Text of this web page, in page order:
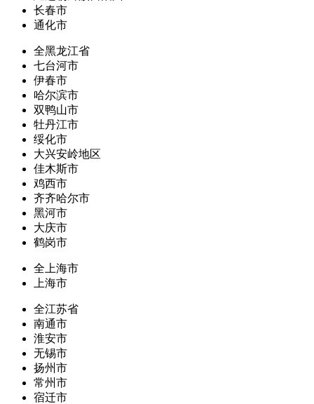
长春市
通化市
全黑龙江省
七台河市
伊春市
哈尔滨市
双鸭山市
牡丹江市
绥化市
大兴安岭地区
佳木斯市
鸡西市
齐齐哈尔市
黑河市
大庆市
鹤岗市
全上海市
上海市
全江苏省
南通市
淮安市
无锡市
扬州市
常州市
宿迁市